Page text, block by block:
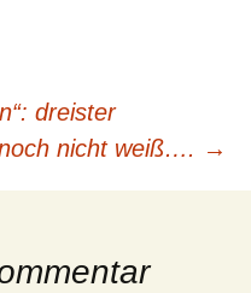
dreister
nicht weiß…. →